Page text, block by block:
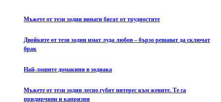
Мъжете от тези зодии винаги бягат от трудностите
Двойките от тези зодии имат луда любов – бързо решават да сключат
брак
Най-лошите домакини в зодиака
Мъжете от тези зодии лесно губят интерес към жените. Те са
придирчиви и капризни